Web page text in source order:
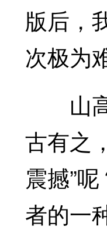
版后，
次极为
山高
古有之
震撼”
者的一